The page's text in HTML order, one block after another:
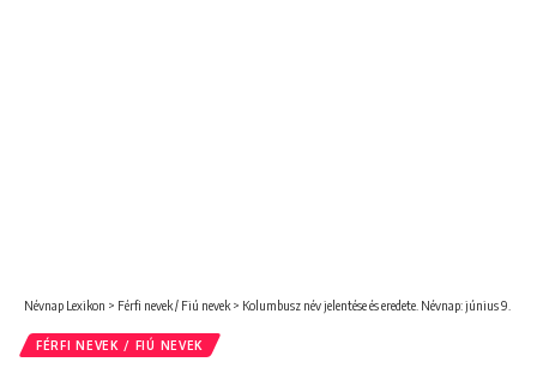
Névnap Lexikon > Férfi nevek / Fiú nevek > Kolumbusz név jelentése és eredete. Névnap: június 9.
FÉRFI NEVEK / FIÚ NEVEK